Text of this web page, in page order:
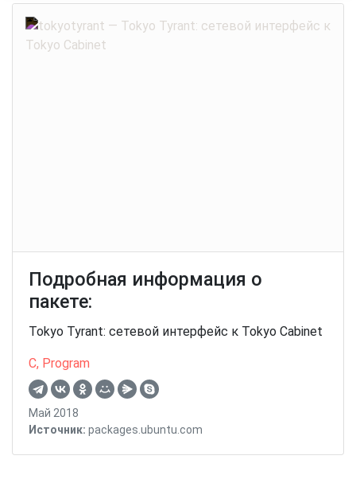
Подробная информация о
пакете:
Tokyo Tyrant: сетевой интерфейс к Tokyo Cabinet
C, Program
Май 2018
Источник: packages.ubuntu.com